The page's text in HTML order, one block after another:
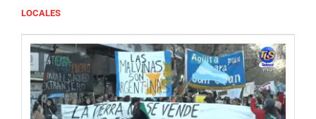
LOCALES